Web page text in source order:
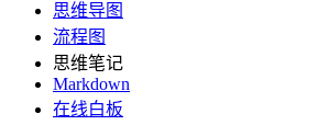
思维导图
流程图
思维笔记
Markdown
在线白板